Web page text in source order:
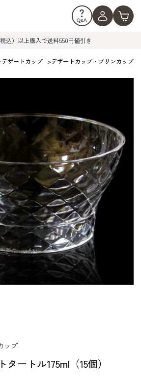
込）以上購入で送料550円値引き
ザートカップ >デザートカップ・プリンカップ
タートル175ml（15個）
ップ